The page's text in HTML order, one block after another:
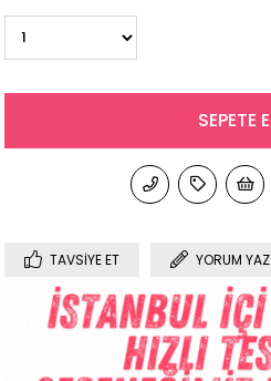
TAVSIYE ET YORUM YAZ